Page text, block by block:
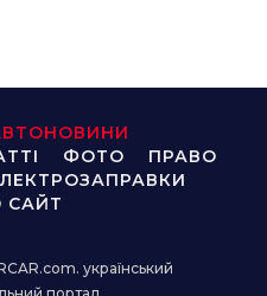
ФОТО
ПРАВО
САЙТ
український